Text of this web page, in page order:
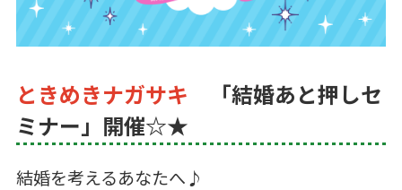
ときめきナガサキ
「結婚あと押しセ
ミナー」開催☆★
結婚を考えるあなたへ♪